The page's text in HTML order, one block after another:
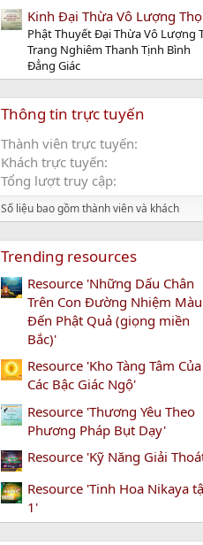
Kinh Đại Thừa Vô Lượng Thọ
Phật Thuyết Đại Thừa Vô Lượng
Trang Nghiêm Thanh Tịnh Bình
Đẳng Giác
Thông tin trực tuyến
Thành viên trực tuyến
Khách trực tuyến
Tổng lượt truy cập
Số liệu bao gồm thành viên và khách
Trending resources
Resource 'Những Dấu Chân
Trên Con Đường Nhiệm Màu
Đến Phật Quả (giọng miền
Bắc)'
Resource 'Kho Tàng Tâm Của
Các Bậc Giác Ngộ'
Resource 'Thương Yêu Theo
Phương Pháp Bụt Dạy'
Resource 'Kỹ Năng Giải
Resource 'Tinh Hoa Nikaya
1'